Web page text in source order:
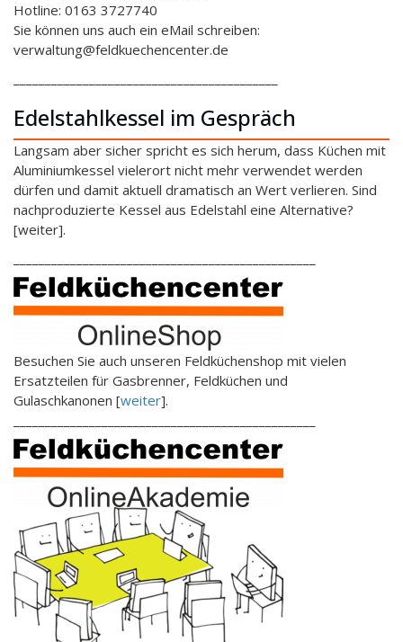
Hotline: 0163 3727740
Sie können uns auch ein eMail schreiben:
verwaltung@feldkuechencenter.de
Edelstahlkessel im Gespräch
Langsam aber sicher spricht es sich herum, dass Küchen mit
Aluminiumkessel vielerort nicht mehr verwendet werden
dürfen und damit aktuell dramatisch an Wert verlieren. Sind
nachproduzierte Kessel aus Edelstahl eine Alternative?
[weiter].
Besuchen Sie auch unseren Feldküchenshop mit vielen
Ersatzteilen für Gasbrenner, Feldküchen und
Gulaschkanonen [weiter].